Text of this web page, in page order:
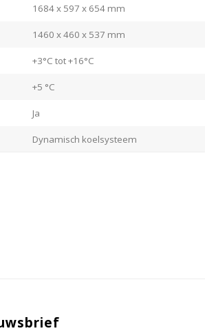
1684 x 597 x 654 mm
1460 x 460 x 537 mm
+3°C tot +16°C
+5 °C
Ja
Dynamisch koelsysteem
Ja